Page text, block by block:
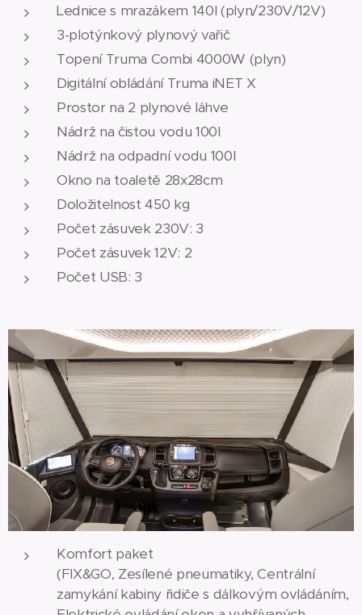
Lednice s mrazákem 140l (plyn/230V/12V)
3-plotýnkový plynový vařič
Topení Truma Combi 4000W (plyn)
Digitální obládání Truma iNET X
Prostor na 2 plynové láhve
Nádrž na čistou vodu 100l
Nádrž na odpadní vodu 100l
Okno na toaletě 28x28cm
Doložitelnost 450 kg
Počet zásuvek 230V: 3
Počet zásuvek 12V: 2
Počet USB: 3
Komfort paket
(FIX&GO, Zesílené pneumatiky, Centrální
zamykání kabiny řidiče s dálkovým ovládáním,